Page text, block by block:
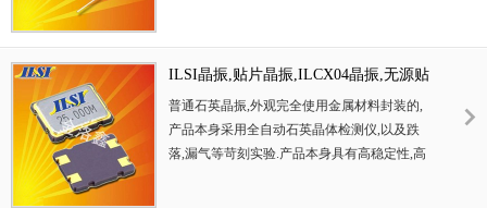
晶振，基准时钟晶振，6G手机晶
振,无线通信晶振,6G卫星晶振,贴片
晶振,体积小,焊接可采用自动贴片
系统,产品本身小型,表面贴片晶振,
在平面度、平行度、弯曲度都有很
好的控制，最终使可研磨的石英晶
振晶片的厚度越来越薄，贴片晶振
晶片的频率越来越高，为公司在高
ILSI晶振,贴片晶振,ILCX04晶振,无源贴
片晶振
普通石英晶振,外观完全使用金属材料封装的,
产品本身采用全自动石英晶体检测仪,以及跌
落,漏气等苛刻实验.产品本身具有高稳定性,高